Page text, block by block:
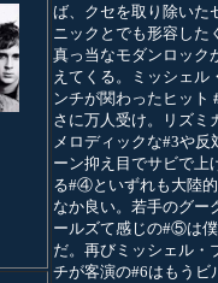
ば、クセを取り除いた
ニックとでも形容した
真っ当なモダンロック
えてくる。ミッシェル
ンチが関わったヒット
さに万人受け。リズミ
メロディックな#3や反
ーン抑え目でサビで上
る#④といずれも大陸
なか良い。若手のグー
ールズて感じの#⑤は
だ。再びミッシェル・
チが客演の#6はもうビ